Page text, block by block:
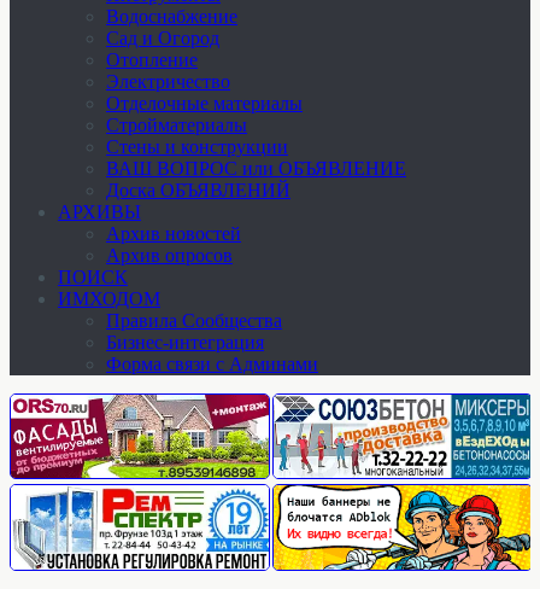
Водоснабжение
Сад и Огород
Отопление
Электричество
Отделочные материалы
Стройматериалы
Стены и конструкции
ВАШ ВОПРОС или ОБЪЯВЛЕНИЕ
Доска ОБЪЯВЛЕНИЙ
АРХИВЫ
Архив новостей
Архив опросов
ПОИСК
ИМХОДОМ
Правила Сообщества
Бизнес-интеграция
Форма связи с Админами